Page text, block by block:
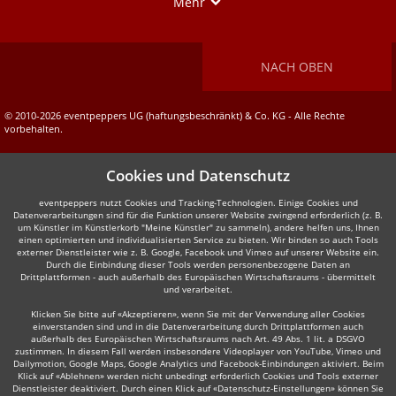
NACH OBEN
© 2010-2026 eventpeppers UG (haftungsbeschränkt) & Co. KG - Alle Rechte
vorbehalten.
Cookies und Datenschutz
eventpeppers nutzt Cookies und Tracking-Technologien. Einige Cookies und
Datenverarbeitungen sind für die Funktion unserer Website zwingend erforderlich (z. B.
um Künstler im Künstlerkorb "Meine Künstler" zu sammeln), andere helfen uns, Ihnen
einen optimierten und individualisierten Service zu bieten. Wir binden so auch Tools
externer Dienstleister wie z. B. Google, Facebook und Vimeo auf unserer Website ein.
Durch die Einbindung dieser Tools werden personenbezogene Daten an
Drittplattformen - auch außerhalb des Europäischen Wirtschaftsraums - übermittelt
und verarbeitet.
Klicken Sie bitte auf «Akzeptieren», wenn Sie mit der Verwendung aller Cookies
einverstanden sind und in die Datenverarbeitung durch Drittplattformen auch
außerhalb des Europäischen Wirtschaftsraums nach Art. 49 Abs. 1 lit. a DSGVO
zustimmen. In diesem Fall werden insbesondere Videoplayer von YouTube, Vimeo und
Dailymotion, Google Maps, Google Analytics und Facebook-Einbindungen aktiviert. Beim
Klick auf «Ablehnen» werden nicht unbedingt erforderlich Cookies und Tools externer
Dienstleister deaktiviert. Durch einen Klick auf «Datenschutz-Einstellungen» können Sie